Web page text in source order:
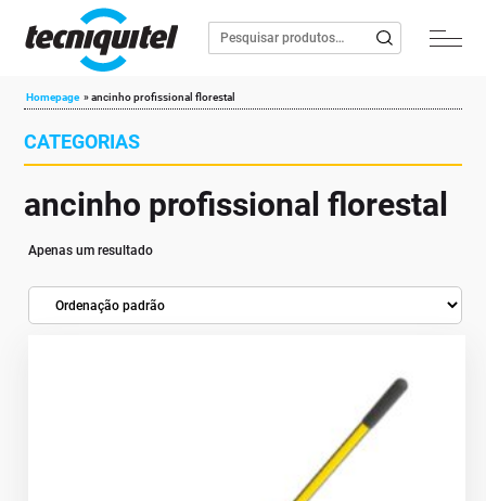
Homepage »ancinho profissional florestal
CATEGORIAS
ancinho profissional florestal
Apenas um resultado